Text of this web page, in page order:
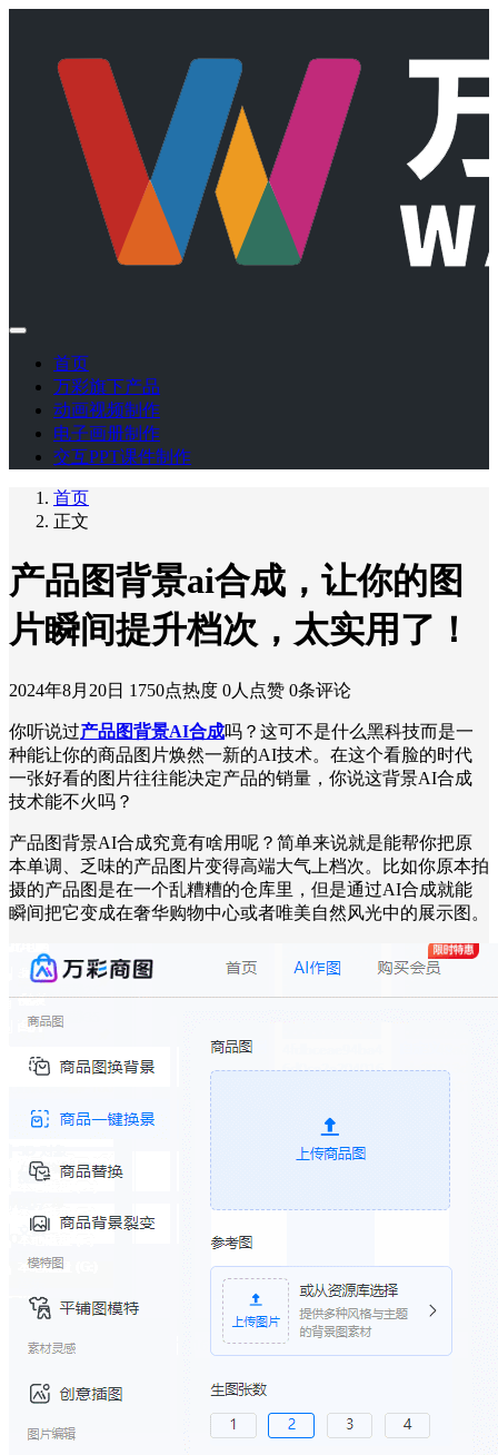
首页
万彩旗下产品
动画视频制作
电子画册制作
交互PPT课件制作
首页
正文
产品图背景ai合成，让你的图
片瞬间提升档次，太实用了！
2024年8月20日 1750点热度 0人点赞 0条评论
你听说过产品图背景AI合成吗？这可不是什么黑科技而是一
种能让你的商品图片焕然一新的AI技术。在这个看脸的时代
一张好看的图片往往能决定产品的销量，你说这背景AI合成
技术能不火吗？
产品图背景AI合成究竟有啥用呢？简单来说就是能帮你把原
本单调、乏味的产品图片变得高端大气上档次。比如你原本拍
摄的产品图是在一个乱糟糟的仓库里，但是通过AI合成就能
瞬间把它变成在奢华购物中心或者唯美自然风光中的展示图。